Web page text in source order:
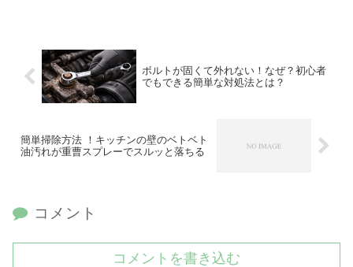
ボルトが固くて外れない！なぜ？初心者
でもできる簡単な対処法とは？
簡単掃除方法 ！キッチンの壁のベトベト
油汚れが重曹スプレーでスルッと落ちる
コメント
コメントを書き込む